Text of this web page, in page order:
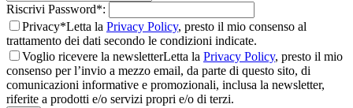
Riscrivi Password*:
Privacy*Letta la Privacy Policy, presto il mio consenso al
trattamento dei dati secondo le condizioni indicate.
Voglio ricevere la newsletterLetta la Privacy Policy, presto il mio
consenso per l’invio a mezzo email, da parte di questo sito, di
comunicazioni informative e promozionali, inclusa la newsletter,
riferite a prodotti e/o servizi propri e/o di terzi.